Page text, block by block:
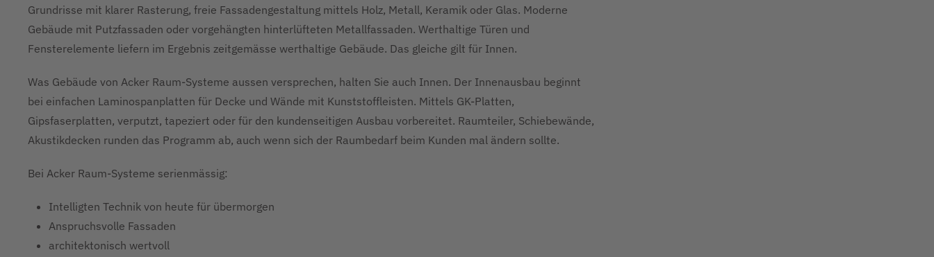
Grundrisse mit klarer Rasterung, freie Fassadengestaltung mittels Holz, Metall, Keramik oder Glas. Moderne
Gebäude mit Putzfassaden oder vorgehängten hinterlüfteten Metallfassaden. Werthaltige Türen und
Fensterelemente liefern im Ergebnis zeitgemässe werthaltige Gebäude. Das gleiche gilt für Innen.
Was Gebäude von Acker Raum-Systeme aussen versprechen, halten Sie auch Innen. Der Innenausbau beginnt
bei einfachen Laminospanplatten für Decke und Wände mit Kunststoffleisten. Mittels GK-Platten,
Gipsfaserplatten, verputzt, tapeziert oder für den kundenseitigen Ausbau vorbereitet. Raumteiler, Schiebewände,
Akustikdecken runden das Programm ab, auch wenn sich der Raumbedarf beim Kunden mal ändern sollte.
Bei Acker Raum-Systeme serienmässig:
Intelligten Technik von heute für übermorgen
Anspruchsvolle Fassaden
architektonisch wertvoll